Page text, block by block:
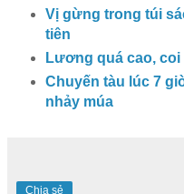
Vị gừng trong túi
tiên
Lương quá cao, coi
Chuyến tàu lúc 7
nhảy múa
Chia sẻ